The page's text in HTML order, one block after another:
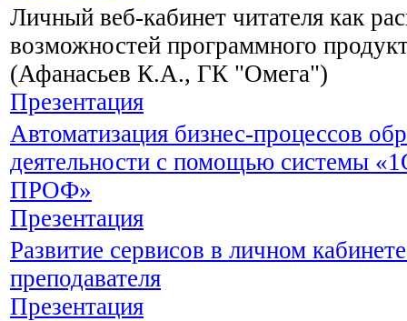
Личный веб-кабинет читателя как
возможностей программного
(Афанасьев К.А., ГК "Омега")
Презентация
Автоматизация бизнес-процессов
деятельности с помощью системы
ПРОФ»
Презентация
Развитие сервисов в личном
преподавателя
Презентация